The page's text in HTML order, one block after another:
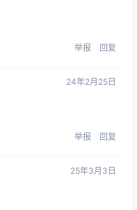
举报 回复
24年2月25日
举报 回复
25年3月3日